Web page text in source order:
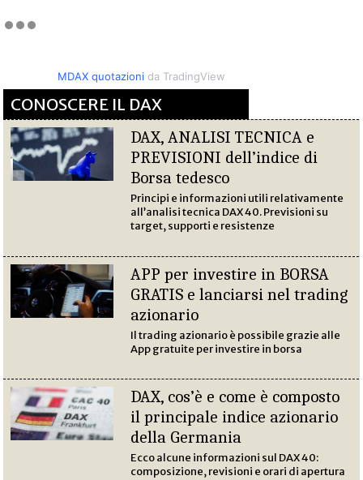
MDAX quotazionida TradingView
CONOSCERE IL DAX
DAX, ANALISI TECNICA e
PREVISIONI dell’indice di
Borsa tedesco
Principi e informazioni utili relativamente
all’analisi tecnica DAX 40. Previsioni su
target, supporti e resistenze
APP per investire in BORSA
GRATIS e lanciarsi nel trading
azionario
Il trading azionario è possibile grazie alle
App gratuite per investire in borsa
DAX, cos’è e come è composto
il principale indice azionario
della Germania
Ecco alcune informazioni sul DAX 40:
composizione, revisioni e orari di apertura